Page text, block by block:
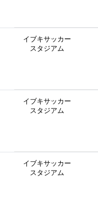
イブキサッカー
スタジアム
イブキサッカー
スタジアム
イブキサッカー
スタジアム